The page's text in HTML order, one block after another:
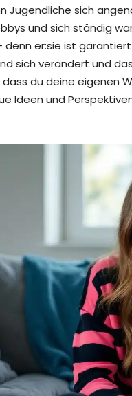
Jugendliche sich
und sich ständig
denn er:sie ist
sich verändert und
du deine eigenen
Ideen und